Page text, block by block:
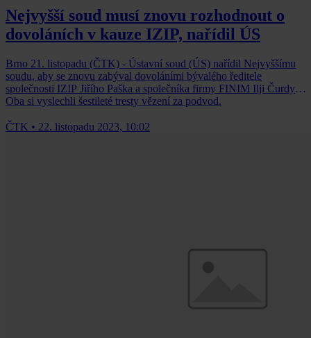
Nejvyšší soud musí znovu rozhodnout o
dovoláních v kauze IZIP, nařídil ÚS
Brno 21. listopadu (ČTK) - Ústavní soud (ÚS) nařídil Nejvyššímu
soudu, aby se znovu zabýval dovoláními bývalého ředitele
společnosti IZIP Jiřího Paška a společníka firmy FINIM Ilji Čurdy.
Oba si vyslechli šestileté tresty vězení za podvod.
ČTK • 22. listopadu 2023, 10:02